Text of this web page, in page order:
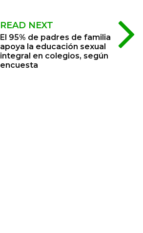
READ NEXT
El 95% de padres de familia
apoya la educación sexual
integral en colegios, según
encuesta